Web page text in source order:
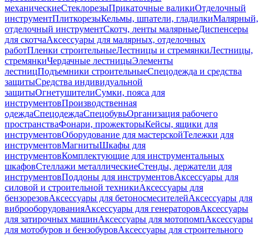
механическиеСтеклорезыПрикаточные валикиОтделочный
инструментПлиткорезыКельмы, шпатели, гладилкиМалярный,
отделочный инструментСкотч, ленты малярныеДиспенсеры
для скотчаАксессуары для малярных, отделочных
работПленки строительныеЛестницы и стремянкиЛестницы,
стремянкиЧердачные лестницыЭлементы
лестницПодъемники строительныеСпецодежда и средства
защитыСредства индивидуальной
защитыОгнетушителиСумки, пояса для
инструментовПроизводственная
одеждаСпецодеждаСпецобувьОрганизация рабочего
пространстваФонари, прожекторыКейсы, ящики для
инструментовОборудование для мастерскойТележки для
инструментовМагнитыШкафы для
инструментовКомплектующие для инструментальных
шкафовСтеллажи металлическиеСтенды, держатели для
инструментовПоддоны для инструментовАксессуары для
силовой и строительной техникиАксессуары для
бензорезовАксессуары для бетоносмесителейАксессуары для
виброоборудованияАксессуары для генераторовАксессуары
для затирочных машинАксессуары для мотопомпАксессуары
для мотобуров и бензобуровАксессуары для строительного